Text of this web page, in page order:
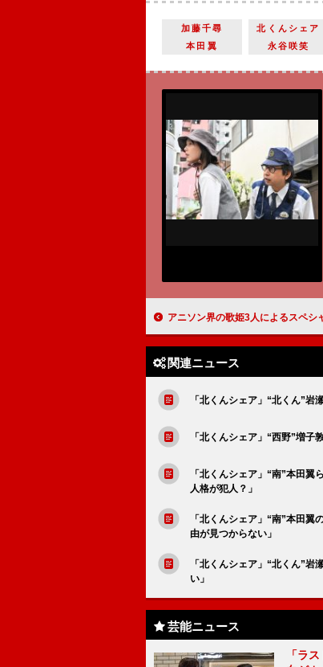
加藤千尋 北くんシェア
本田翼
永谷咲笑
アニソン界の歌姫3人によるスペシャルライブが開催 米倉千尋、
関連ニュース
「北くんシェア」“北くん”岩
「北くんシェア」“西野”増子
「北くんシェア」“南”本田
人格が犯人？」
「北くんシェア」“南”本田
由が見つからない」
「北くんシェア」“北くん”
い」
芸能ニュース
「ラ